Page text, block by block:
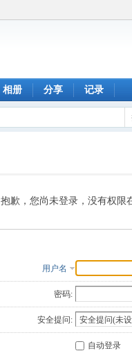
相册 分享 记录
抱歉，您尚未登录，没有权限
用户名
密码:
安全提问:
自动登录